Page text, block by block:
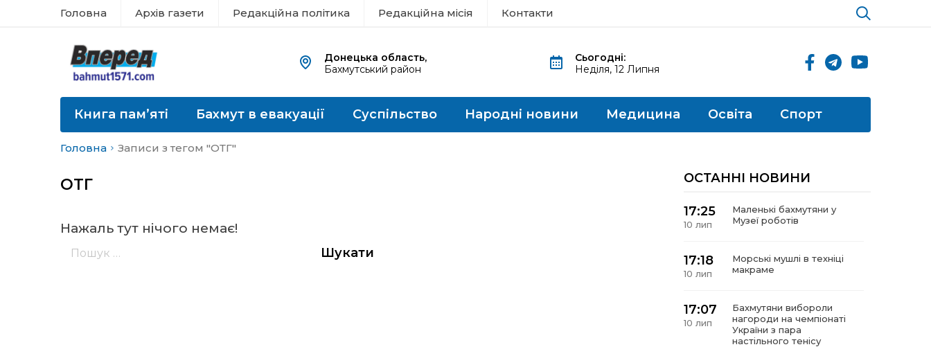
Головна Архів газети Редакційна політика Редакційна місія Контакти
Донецька область,
Бахмутський район
Сьогодні:
Неділя, 12 Липня
Книга пам’яті Бахмут в евакуації Суспільство Народні новини Медицина Освіта Спорт
Головна Записи з тегом "ОТГ"
ОТГ
Нажаль тут нічого немає!
ОСТАННІ НОВИНИ
17:25
10 лип
Маленькі бахмутяни у
Музеї роботів
17:18
10 лип
Морські мушлі в техніці
макраме
17:07
10 лип
Бахмутяни вибороли
нагороди на чемпіонаті
України з пара
настільного тенісу